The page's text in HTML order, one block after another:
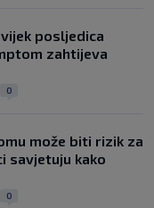
posljedica
zahtijeva
0
može biti rizik za
savjetuju kako
0